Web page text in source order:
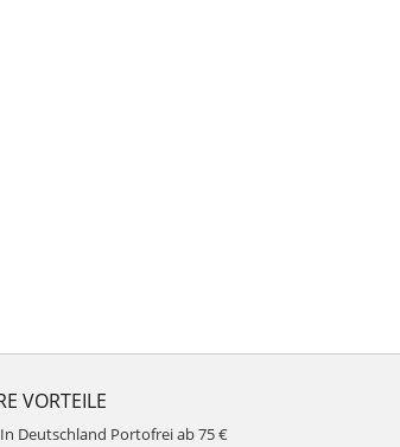
VORTEILE
In Deutschland Portofrei ab 75 €